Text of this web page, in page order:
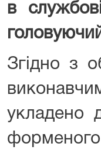
в
Згідно з
укладено